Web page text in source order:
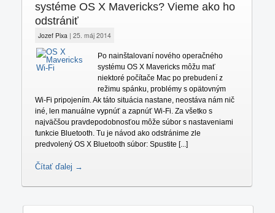
systéme OS X Mavericks? Vieme ako ho
odstrániť
Jozef Pixa| 25. máj 2014
Po nainštalovaní nového operačného
systému OS X Mavericks môžu mať
niektoré počítače Mac po prebudení z
režimu spánku, problémy s opätovným
Wi-Fi pripojením. Ak táto situácia nastane, neostáva nám nič
iné, len manuálne vypnúť a zapnúť Wi-Fi. Za všetko s
najväčšou pravdepodobnosťou môže súbor s nastaveniami
funkcie Bluetooth. Tu je návod ako odstránime zle
predvolený OS X Bluetooth súbor: Spustite [...]
Čítať ďalej →